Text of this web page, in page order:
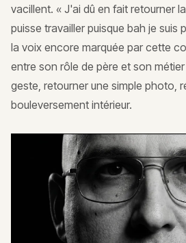
vacillent. « J'ai dû en fait retourner
puisse travailler puisque bah je suis
la voix encore marquée par cette
entre son rôle de père et son
geste, retourner une simple photo,
bouleversement intérieur.